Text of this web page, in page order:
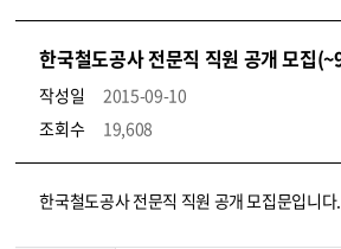
한국철도공사 전문직 직원 공개 모집
작성일
2015-09-10
조회수
19,608
코레일소개_경영공시_채용공고 상세보기 – 내용, 파일, 담당자 연락처로 구성
한국철도공사 전문직 직원 공개 모집문입니다.